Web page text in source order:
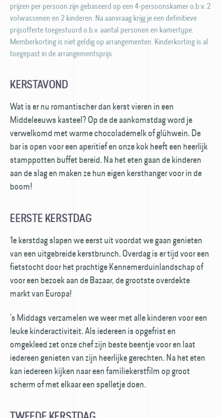
prijzen per persoon zijn gebaseerd op een 4-persoons­kamer o.b.v. 2
volwassenen en 2 kinderen. Na aanvraag krijg je een definitieve
prijsofferte toegestuurd o.b.v. aantal personen en kamertype.
Memberkorting is niet geldig op arrangementen. Kinderkorting is al
toegepast in de arrangementsprijs.
KERSTAVOND
Wat is er nu romantischer dan kerst vieren in een
Middeleeuws kasteel? Op de de aankomst­dag word je
verwelkomd met warme chocolade­melk of glühwein. De
bar is open voor een aperitief en onze kok heeft een heerlijk
stamp­potten buffet bereid. Na het eten gaan de kinderen
aan de slag en maken ze hun eigen kersthanger voor in de
boom!
EERSTE KERSTDAG
1e kerstdag slapen we eerst uit voordat we gaan genieten
van een uitgebreide kerst­brunch. Over­dag is er tijd voor een
fiets­tocht door het prachtige Kennemerduin­landschap of
voor een bezoek aan de Bazaar, de grootste overdekte
markt van Europa!
’s Middags verzamelen we weer met alle kinderen voor een
leuke kinder­activiteit. Als iedereen is opgefrist en
omgekleed zet onze chef zijn beste beentje voor en laat
iedereen genieten van zijn heerlijke gerechten. Na het eten
kan iedereen kijken naar een familie­kerstfilm op groot
scherm of met elkaar een spelletje doen.